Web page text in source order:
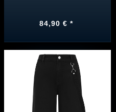
84,90 € *